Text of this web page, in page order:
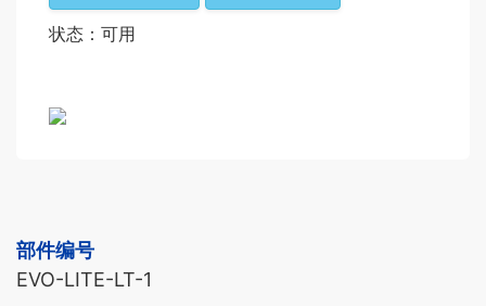
状态：可用
部件编号
EVO-LITE-LT-1